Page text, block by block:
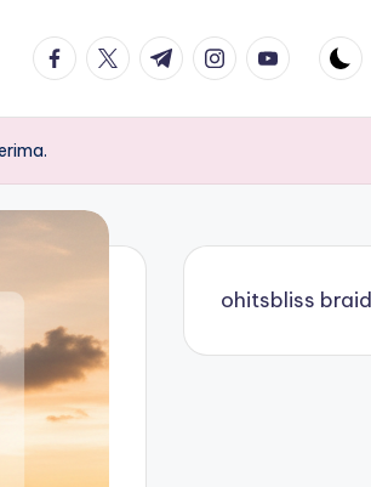
facebook.com
twitter.com
t.me instagram.com
youtube.com
ohitsbliss